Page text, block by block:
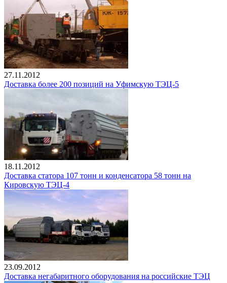
27.11.2012
Доставка более 200 позиций на Уфимскую ТЭЦ-5
18.11.2012
Доставка статора 107 тонн и конденсатора 58 тонн на
Кировскую ТЭЦ-4
23.09.2012
Доставка негабаритного оборудования на российские ТЭЦ